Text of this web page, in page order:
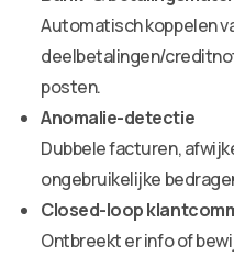
Automatisch koppelen
deelbetalingen/
posten.
Anomalie-detectie
Dubbele facturen,
ongebruikelijke
Closed-loop
Ontbreekt er info of